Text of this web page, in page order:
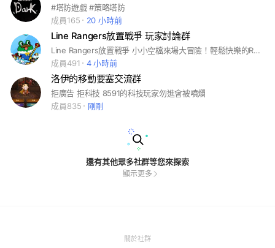
#塔防遊戲 #策略塔防
成員165
20 小時前
Line Rangers放置戰爭 玩家討論群
Line Rangers放置戰爭 小小空檔來場大冒險！輕鬆快樂的RPG！ 預約連結：https://omaren.game.line.me/tw/
成員491
4 小時前
洛伊的移動要塞交流群
拒廣告 拒科技 8591的科技玩家勿進會被噴爛
成員835
剛剛
還有其他眾多社群等您來探索
顯示更多
關於社群(Open